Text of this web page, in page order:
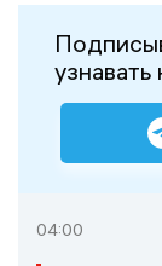
узнавать
04:00